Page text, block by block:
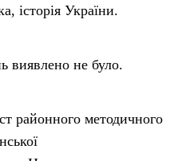
історія України.
виявлено не було.
районного методичного